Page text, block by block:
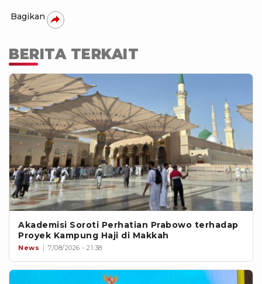
Bagikan
BERITA TERKAIT
Akademisi Soroti Perhatian Prabowo terhadap
Proyek Kampung Haji di Makkah
News 7/08/2026 - 21:38